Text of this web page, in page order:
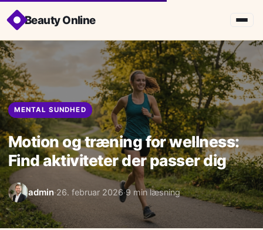
Beauty Online
MENTAL SUNDHED
Motion og træning for wellness:
Find aktiviteter der passer dig
admin·26. februar 2026·9 min læsning